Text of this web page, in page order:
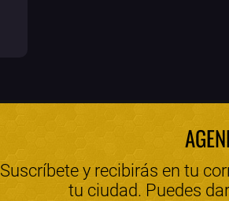
Suscríbete y recibirás en tu
tu ciudad. Puedes